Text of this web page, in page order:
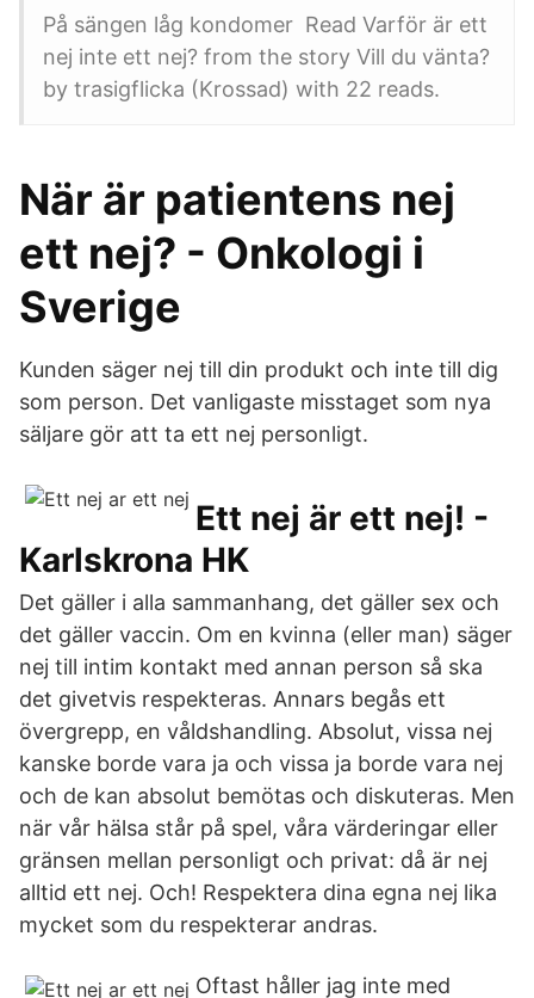
På sängen låg kondomer Read Varför är ett
nej inte ett nej? from the story Vill du vänta?
by trasigflicka (Krossad) with 22 reads.
När är patientens nej
ett nej? - Onkologi i
Sverige
Kunden säger nej till din produkt och inte till dig
som person. Det vanligaste misstaget som nya
säljare gör att ta ett nej personligt.
Ett nej är ett nej! -
Karlskrona HK
Det gäller i alla sammanhang, det gäller sex och
det gäller vaccin. Om en kvinna (eller man) säger
nej till intim kontakt med annan person så ska
det givetvis respekteras. Annars begås ett
övergrepp, en våldshandling. Absolut, vissa nej
kanske borde vara ja och vissa ja borde vara nej
och de kan absolut bemötas och diskuteras. Men
när vår hälsa står på spel, våra värderingar eller
gränsen mellan personligt och privat: då är nej
alltid ett nej. Och! Respektera dina egna nej lika
mycket som du respekterar andras.
Oftast håller jag inte med